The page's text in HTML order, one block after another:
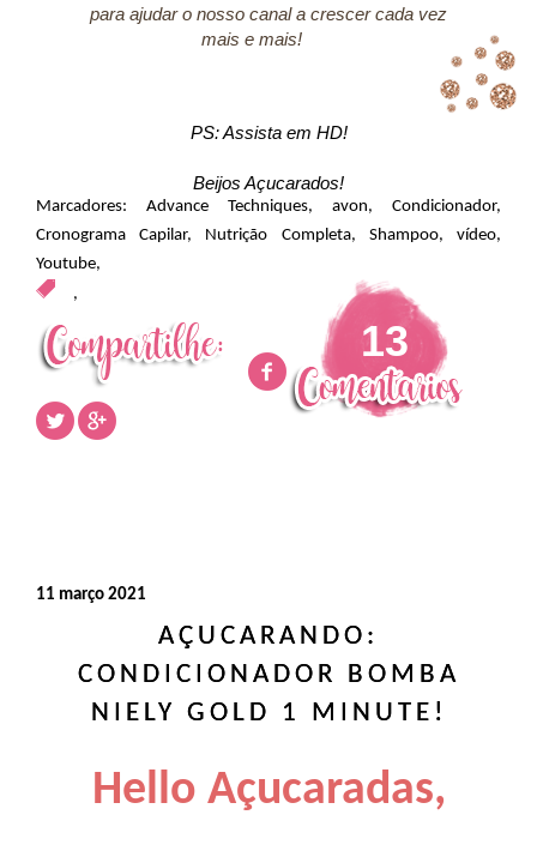
para ajudar o nosso canal a crescer cada vez
mais e mais!
PS: Assista em HD!
Beijos Açucarados!
Marcadores: Advance Techniques, avon, Condicionador,
Cronograma Capilar, Nutrição Completa, Shampoo,vídeo,
Youtube,
,
13
11 março 2021
AÇUCARANDO:
CONDICIONADOR BOMBA
NIELY GOLD 1 MINUTE!
Hello Açucaradas,